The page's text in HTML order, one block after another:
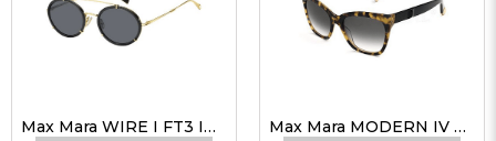
Max Mara WIRE I FT3 IR 51 Unisex Güneş Gözlükleri Max Mara MODERN IV U7Y9C Kadın Güneş Gözlükleri